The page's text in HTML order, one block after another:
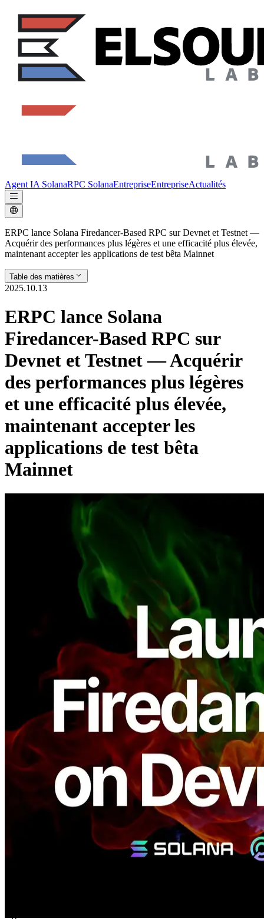
Agent IA SolanaRPC SolanaEntrepriseEntrepriseActualités
ERPC lance Solana Firedancer-Based RPC sur Devnet et Testnet —
Acquérir des performances plus légères et une efficacité plus élevée,
maintenant accepter les applications de test bêta Mainnet
Table des matières
2025.10.13
ERPC lance Solana
Firedancer-Based RPC sur
Devnet et Testnet — Acquérir
des performances plus légères
et une efficacité plus élevée,
maintenant accepter les
applications de test bêta
Mainnet
ELSOUL LABO B.V. (Siège: Amsterdam, Pays-Bas, PDG:
Fumitake Kawasaki) et Validators DAO ont annoncé que ERPC a
officiellement lancé son nouveau RPC infrastructure intégrant des
éléments du client Solana de nouvelle génération, Firedancer, sur
Devnet et Testnet. Par rapport au traditionnel Agave- la structure,
cette nouvelle mise en œuvre a montré des améliorations
significatives dans l'efficacité et l'optimisation des ressources, et les
préparatifs en vue du déploiement sur Mainnet Beta s'accélèrent.
Cette évolution représente la prochaine étape la recherche ERPC
continue de vitesse, de stabilité et de faible latence. Du
développement précoce aux environnements de production, ERPC
continue d'évoluer son infrastructure pour offrir une expérience de
Solana de qualité constante à tous les utilisateurs.
Ce qui est Firedancer
Firedancer, développé par Jump Crypto, est un nouveau client de
validation Solana conçu pour fonctionner indépendamment de
Agave. Son objectif est d'améliorer l'efficacité du réseau, de
minimiser les frais généraux du matériel et d'offrir à la fois un débit